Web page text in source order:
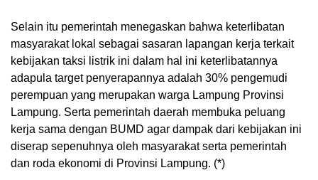
Selain itu pemerintah menegaskan bahwa keterlibatan
masyarakat lokal sebagai sasaran lapangan kerja terkait
kebijakan taksi listrik ini dalam hal ini keterlibatannya
adapula target penyerapannya adalah 30% pengemudi
perempuan yang merupakan warga Lampung Provinsi
Lampung. Serta pemerintah daerah membuka peluang
kerja sama dengan BUMD agar dampak dari kebijakan ini
diserap sepenuhnya oleh masyarakat serta pemerintah
dan roda ekonomi di Provinsi Lampung. (*)